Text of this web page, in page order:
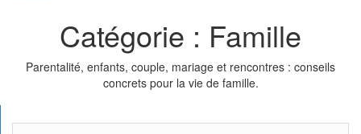
Catégorie : Famille
Parentalité, enfants, couple, mariage et rencontres : conseils
concrets pour la vie de famille.